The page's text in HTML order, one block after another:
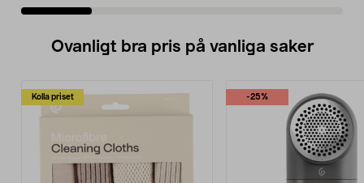
Ovanligt bra pris på vanliga saker
Kolla priset -25%